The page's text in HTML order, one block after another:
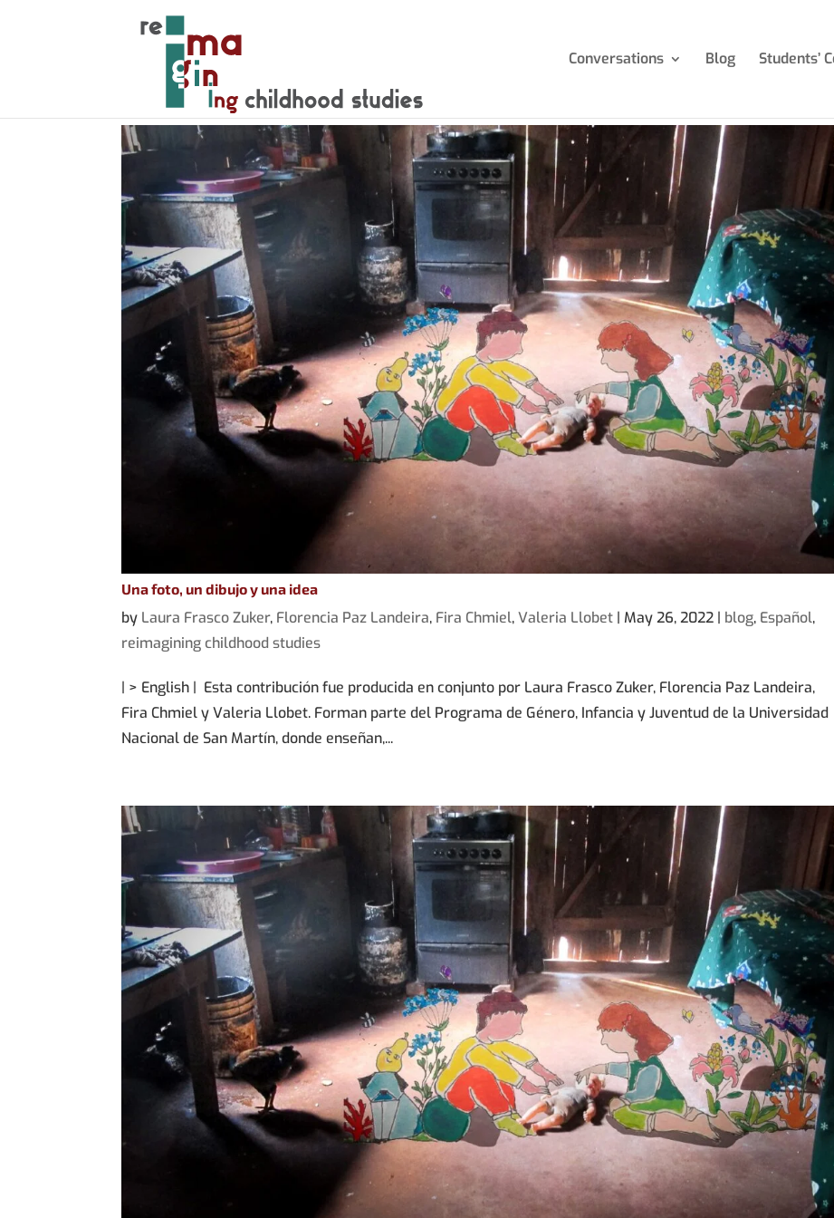
Conversations Blog Students’
Una foto, un dibujo y una idea
by Laura Frasco Zuker, Florencia Paz Landeira, Fira Chmiel,Valeria Llobet | May 26, 2022 | blog, Español,
reimagining childhood studies
| > English | Esta contribución fue producida en conjunto por Laura Frasco Zuker, Florencia Paz Landeira,
Fira Chmiel y Valeria Llobet. Forman parte del Programa de Género, Infancia y Juventud de la Universidad
Nacional de San Martín, donde enseñan,...